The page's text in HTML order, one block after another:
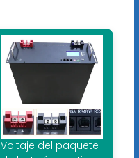
Voltaje del paquete